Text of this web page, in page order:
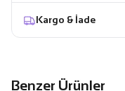
Kargo & İade
Benzer Ürünler